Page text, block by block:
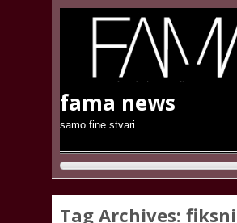
fama news
samo fine stvari
Tag Archives: fiksni